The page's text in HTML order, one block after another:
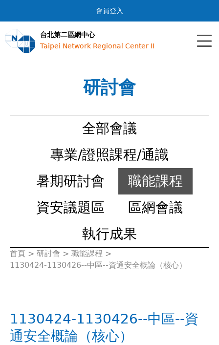
Jump to navigation
會員登入
台北第二區網中心
Taipei Network Regional Center II
研討會
全部會議
專業/證照課程/通識
暑期研討會
職能課程
資安議題區
區網會議
執行成果
您
裡
首頁 > 研討會 > 職能課程 >
1130424-1130426--中區--資通安全概論（核心）
1130424-1130426--中區--資
通安全概論（核心）